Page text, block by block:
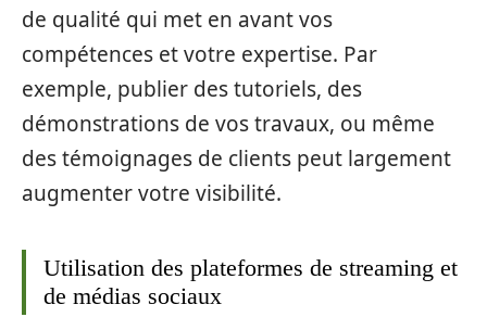
de qualité qui met en avant vos
compétences et votre expertise. Par
exemple, publier des tutoriels, des
démonstrations de vos travaux, ou même
des témoignages de clients peut largement
augmenter votre visibilité.
Utilisation des plateformes de streaming et
de médias sociaux